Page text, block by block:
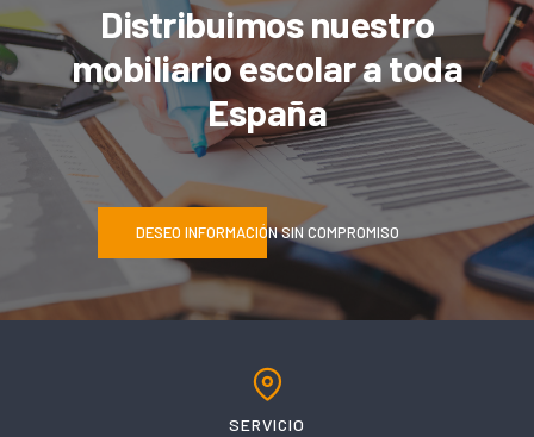
Distribuimos nuestro
mobiliario escolar a toda
España
DESEO INFORMACIÓN SIN COMPROMISO
SERVICIO